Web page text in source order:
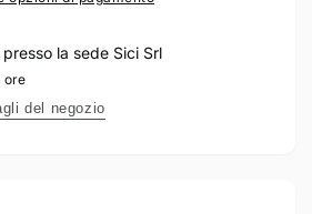
la sede Sici Srl
ore
del negozio